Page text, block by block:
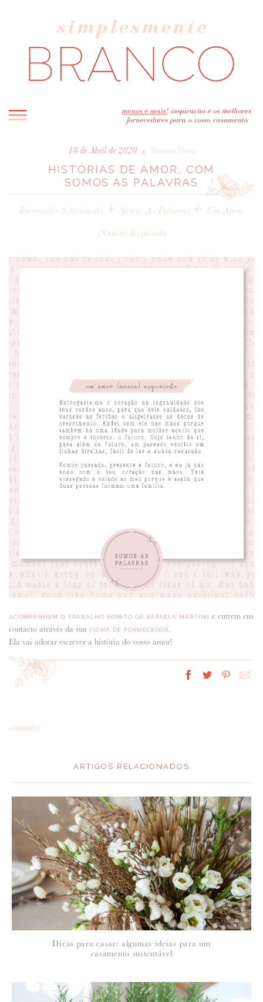
INICIO
BLOG
MELHOR INSPIRAÇÃO
ENTREVISTAS
CASAVA-ME AQUI!
FORNECEDORES RECOMENDADOS
18 de Abril de 2020 • Susana Pinto
HISTÓRIAS DE AMOR, COM
SOMOS AS PALAVRAS
Fornecedor Selecionado + Somos As Palavras + Um Amor
(nunca) Esquecido
ACOMPANHEM O TRABALHO BONITO DA RAFAELA MARTINS e entrem em
contacto através da sua
FICHA DE FORNECEDOR.
Ela vai adorar escrever a história do vosso amor!
comentar
NOME*:
ARTIGOS RELACIONADOS
Dicas para casar: algumas ideias para um
casamento sustentável